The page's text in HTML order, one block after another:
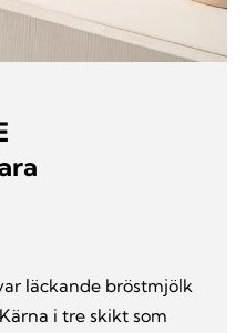
läckande bröstmjölk
i tre skikt som